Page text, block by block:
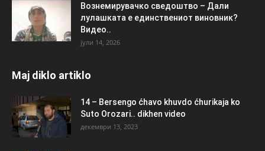
Вознемирувачко сведоштво – Дали
лулашката е единствениот виновник?
Видео..
јули 14, 2026
Maj diklo artiklo
14 – Bersengo ćhavo khuvdo ćhurikaja ko
Suto Orozari.. dikhen video
декември 13, 2023